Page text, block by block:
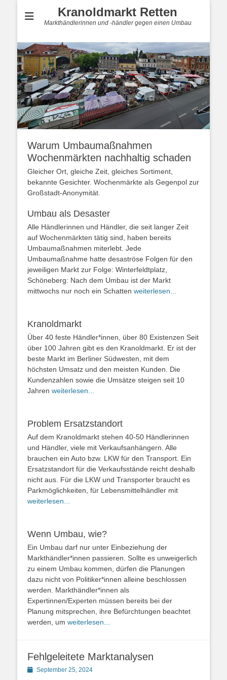
Kranoldmarkt Retten
Markthändlerinnen und -händler gegen einen Umbau
Warum Umbaumaßnahmen
Wochenmärkten nachhaltig schaden
Gleicher Ort, gleiche Zeit, gleiches Sortiment,
bekannte Gesichter. Wochenmärkte als Gegenpol zur
Großstadt-Anonymität.
Umbau als Desaster
Alle Händlerinnen und Händler, die seit langer Zeit
auf Wochenmärkten tätig sind, haben bereits
Umbaumaßnahmen miterlebt. Jede
Umbaumaßnahme hatte desaströse Folgen für den
jeweiligen Markt zur Folge: Winterfeldtplatz,
Schöneberg: Nach dem Umbau ist der Markt
mittwochs nur noch ein Schatten weiterlesen...
Kranoldmarkt
Über 40 feste Händler*innen, über 80 Existenzen Seit
über 100 Jahren gibt es den Kranoldmarkt. Er ist der
beste Markt im Berliner Südwesten, mit dem
höchsten Umsatz und den meisten Kunden. Die
Kundenzahlen sowie die Umsätze steigen seit 10
Jahren weiterlesen...
Problem Ersatzstandort
Auf dem Kranoldmarkt stehen 40-50 Händlerinnen
und Händler, viele mit Verkaufsanhängern. Alle
brauchen ein Auto bzw. LKW für den Transport. Ein
Ersatzstandort für die Verkaufsstände reicht deshalb
nicht aus. Für die LKW und Transporter braucht es
Parkmöglichkeiten, für Lebensmittelhändler mit
weiterlesen...
Wenn Umbau, wie?
Ein Umbau darf nur unter Einbeziehung der
Markthändler*innen passieren. Sollte es unweigerlich
zu einem Umbau kommen, dürfen die Planungen
dazu nicht von Politiker*innen alleine beschlossen
werden. Markthändler*innen als
Expertinnen/Experten müssen bereits bei der
Planung mitsprechen, ihre Befürchtungen beachtet
werden, um weiterlesen...
Fehlgeleitete Marktanalysen
PostedSeptember 25, 2024